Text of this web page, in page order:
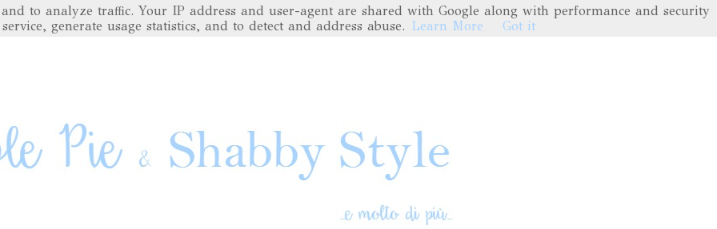
to analyze traffic. Your IP address and user-agent are shared with Google along with performance and security
generate usage statistics, and to detect and address abuse. Learn More Got it